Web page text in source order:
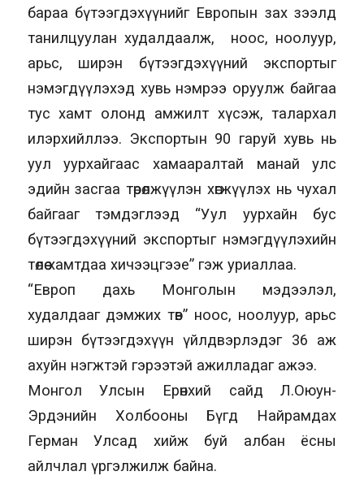
бараа бүтээгдэхүүнийг Европын зах зээлд
танилцуулан худалдаалж, ноос, ноолуур,
арьс, ширэн бүтээгдэхүүний экспортыг
нэмэгдүүлэхэд хувь нэмрээ оруулж байгаа
тус хамт олонд амжилт хүсэж, талархал
илэрхийллээ. Экспортын 90 гаруй хувь нь
уул уурхайгаас хамааралтай манай улс
эдийн засгаа төрөлжүүлэн хөгжүүлэх нь чухал
байгааг тэмдэглээд “Уул уурхайн бус
бүтээгдэхүүний экспортыг нэмэгдүүлэхийн
төлөө хамтдаа хичээцгээе” гэж уриаллаа.
“Европ дахь Монголын мэдээлэл,
худалдааг дэмжих төв” ноос, ноолуур, арьс
ширэн бүтээгдэхүүн үйлдвэрлэдэг 36 аж
ахуйн нэгжтэй гэрээтэй ажилладаг ажээ.
Монгол Улсын Ерөнхий сайд Л.Оюун-
Эрдэнийн Холбооны Бүгд Найрамдах
Герман Улсад хийж буй албан ёсны
айлчлал үргэлжилж байна.